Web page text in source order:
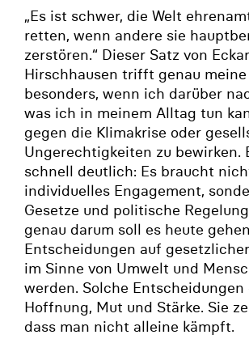
„Es ist schwer, die Welt
retten, wenn andere sie
zerstören.“ Dieser Satz von
Hirschhausen trifft genau meine
besonders, wenn ich darüber
was ich in meinem Alltag tun
gegen die Klimakrise oder
Ungerechtigkeiten zu bewirken.
schnell deutlich: Es braucht
individuelles Engagement,
Gesetze und politische
genau darum soll es heute
Entscheidungen auf
im Sinne von Umwelt und
werden. Solche
Hoffnung, Mut und Stärke. Sie
dass man nicht alleine kämpft.